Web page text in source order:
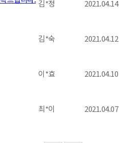
김*정 2021.04.14
김*숙 2021.04.12
이*효 2021.04.10
최*이 2021.04.07